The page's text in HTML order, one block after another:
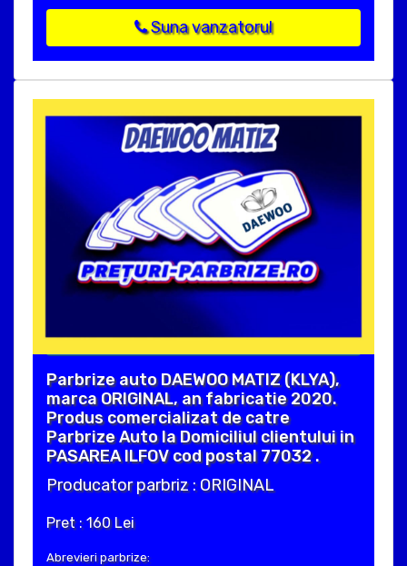
Suna vanzatorul
Parbrize auto DAEWOO MATIZ (KLYA),
marca ORIGINAL, an fabricatie 2020.
Produs comercializat de catre
Parbrize Auto la Domiciliul clientului in
PASAREA ILFOV cod postal 77032 .
Producator parbriz : ORIGINAL
Pret : 160 Lei
Abrevieri parbrize: